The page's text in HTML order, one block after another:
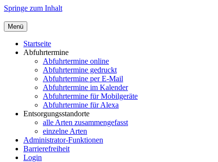
Springe zum Inhalt
Müllmax
und gedruckt
Menü
Startseite
Abfuhrtermine
Abfuhrtermine online
Abfuhrtermine gedruckt
Abfuhrtermine per E-Mail
Abfuhrtermine im Kalender
Abfuhrtermine für Mobilgeräte
Abfuhrtermine für Alexa
Entsorgungsstandorte
alle Arten zusammengefasst
einzelne Arten
Administrator-Funktionen
Barrierefreiheit
Login